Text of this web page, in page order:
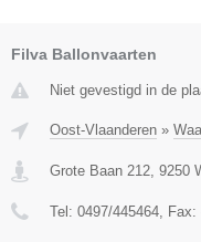
Filva Ballonvaarten
Niet gevestigd in de
Oost-Vlaanderen »
Grote Baan 212 9250
Tel: 0497/445464 , Fax: